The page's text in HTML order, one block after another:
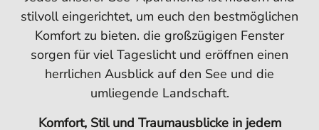
stilvoll eingerichtet, um euch den bestmöglichen
Komfort zu bieten. die großzügigen Fenster
sorgen für viel Tageslicht und eröffnen einen
herrlichen Ausblick auf den See und die
umliegende Landschaft.
Komfort, Stil und Traumausblicke in jedem